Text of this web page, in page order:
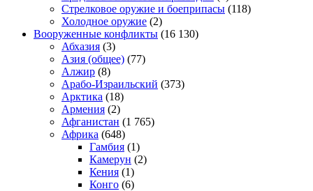
Стрелковое оружие и боеприпасы (118)
Холодное оружие (2)
Вооруженные конфликты (16 130)
Абхазия (3)
Азия (общее) (77)
Алжир (8)
Арабо-Израильский (373)
Арктика (18)
Армения (2)
Афганистан (1 765)
Африка (648)
Гамбия (1)
Камерун (2)
Кения (1)
Конго (6)